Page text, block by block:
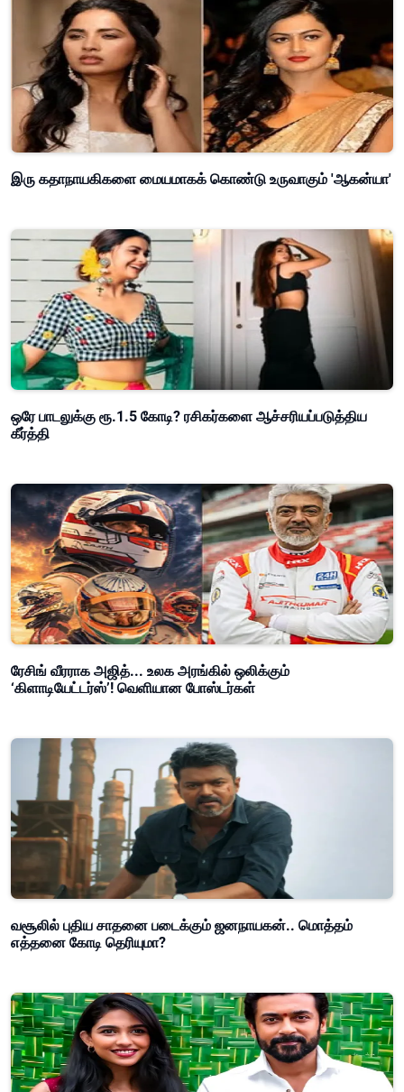
இரு கதாநாயகிகளை மையமாகக் கொண்டு உருவாகும் 'ஆகன்யா'
ஒரே பாடலுக்கு ரூ.1.5 கோடி? ரசிகர்களை ஆச்சரியப்படுத்திய
கீர்த்தி
ரேசிங் வீரராக அஜித்... உலக அரங்கில் ஒலிக்கும்
‘கிளாடியேட்டர்ஸ்’! வெளியான போஸ்டர்கள்
வசூலில் புதிய சாதனை படைக்கும் ஜனநாயகன்.. மொத்தம்
எத்தனை கோடி தெரியுமா?